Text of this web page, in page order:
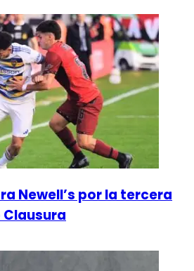
Newell’s por la tercera